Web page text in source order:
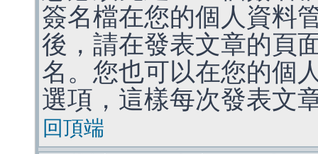
簽名檔在您的個人資料
後，請在發表文章的頁
名。您也可以在您的個
選項，這樣每次發表文
回頂端